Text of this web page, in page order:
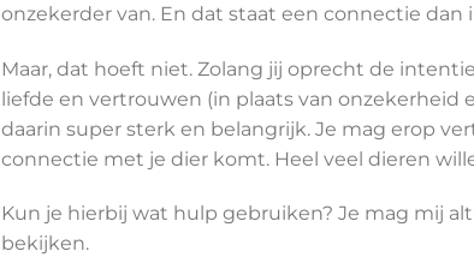
onzekerder van. En dat staat een connectie dan
Maar, dat hoeft niet. Zolang jij oprecht de
liefde en vertrouwen (in plaats van onzekerheid
daarin super sterk en belangrijk. Je mag erop
connectie met je dier komt. Heel veel dieren
Kun je hierbij wat hulp gebruiken? Je mag mij
bekijken.